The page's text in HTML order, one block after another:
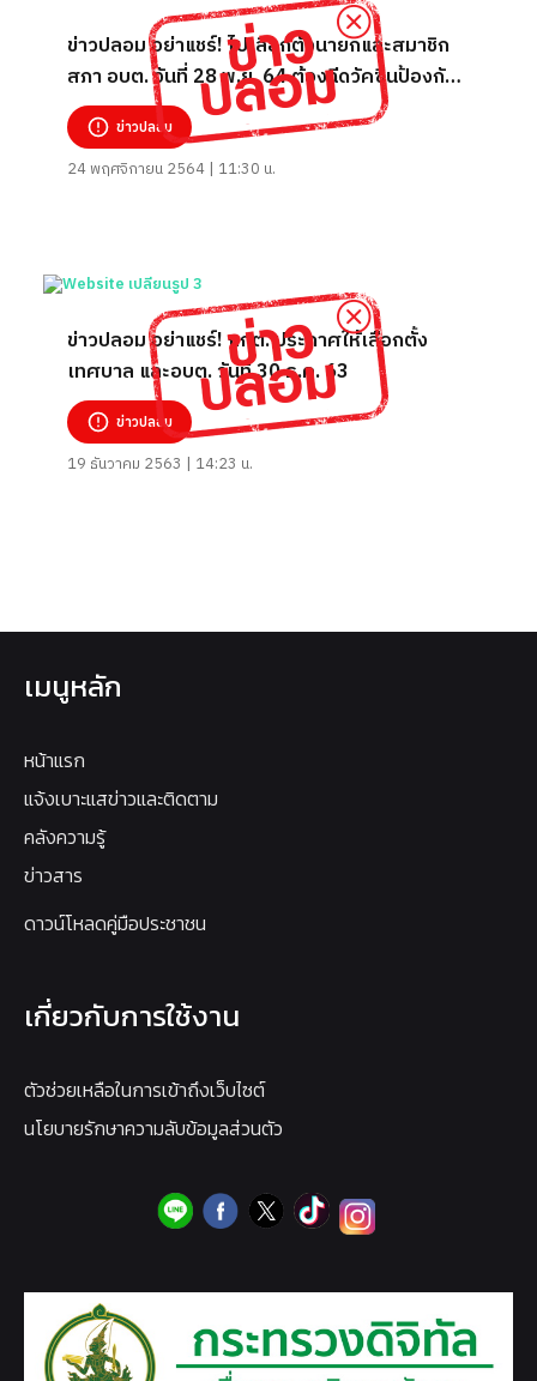
ข่าวปลอม อย่าแชร์! ไปเลือกตั้งนายกและสมาชิก
สภา อบต. วันที่ 28 พ.ย. 64 ต้องฉีดวัคซีนป้องกัน
โควิด-19 แล้ว
ข่าวปลอม
24 พฤศจิกายน 2564 | 11:30 น.
ข่าวปลอม อย่าแชร์! กกต. ประกาศให้เลือกตั้ง
เทศบาล และอบต. วันที่ 30 ธ.ค. 63
ข่าวปลอม
19 ธันวาคม 2563 | 14:23 น.
เมนูหลัก
หน้าแรก
แจ้งเบาะแสข่าวและติดตาม
คลังความรู้
ข่าวสาร
ดาวน์โหลดคู่มือประชาชน
เกี่ยวกับการใช้งาน
ตัวช่วยเหลือในการเข้าถึงเว็บไซต์
นโยบายรักษาความลับข้อมูลส่วนตัว